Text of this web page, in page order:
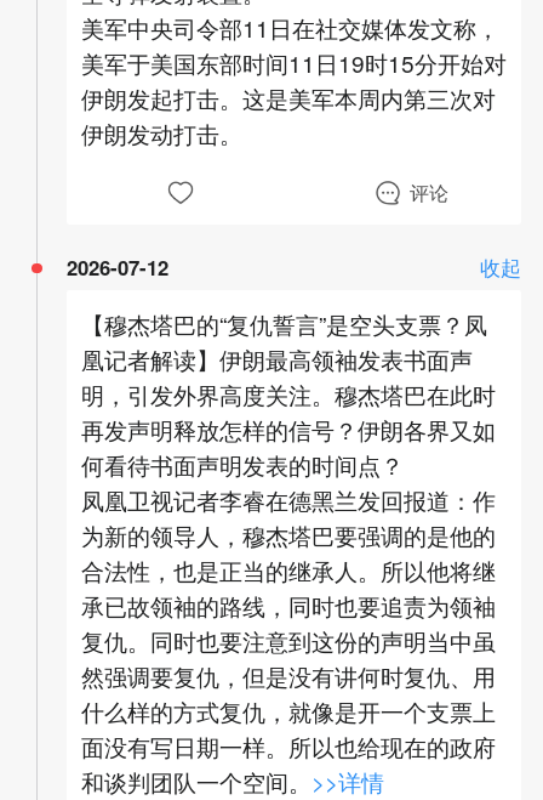
美军中央司令部11日在社交媒体发文称，
美军于美国东部时间11日19时15分开始对
伊朗发起打击。这是美军本周内第三次对
伊朗发动打击。
评论
2026-07-12 收起
【穆杰塔巴的“复仇誓言”是空头支票？凤
凰记者解读】伊朗最高领袖发表书面声
明，引发外界高度关注。穆杰塔巴在此时
再发声明释放怎样的信号？伊朗各界又如
何看待书面声明发表的时间点？
凤凰卫视记者李睿在德黑兰发回报道：作
为新的领导人，穆杰塔巴要强调的是他的
合法性，也是正当的继承人。所以他将继
承已故领袖的路线，同时也要追责为领袖
复仇。同时也要注意到这份的声明当中虽
然强调要复仇，但是没有讲何时复仇、用
什么样的方式复仇，就像是开一个支票上
面没有写日期一样。所以也给现在的政府
和谈判团队一个空间。 >>详情